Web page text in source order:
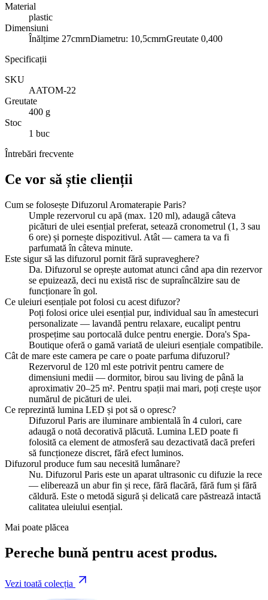
Material
plastic
Dimensiuni
Înălțime 27cmrnDiametru: 10,5cmrnGreutate 0,400
Specificații
SKU
AATOM-22
Greutate
400 g
Stoc
1 buc
Întrebări frecvente
Ce vor să știe clienții
Cum se folosește Difuzorul Aromaterapie Paris?
Umple rezervorul cu apă (max. 120 ml), adaugă câteva
picături de ulei esențial preferat, setează cronometrul (1, 3 sau
6 ore) și pornește dispozitivul. Atât — camera ta va fi
parfumată în câteva minute.
Este sigur să las difuzorul pornit fără supraveghere?
Da. Difuzorul se oprește automat atunci când apa din rezervor
se epuizează, deci nu există risc de supraîncălzire sau de
funcționare în gol.
Ce uleiuri esențiale pot folosi cu acest difuzor?
Poți folosi orice ulei esențial pur, individual sau în amestecuri
personalizate — lavandă pentru relaxare, eucalipt pentru
prospețime sau portocală dulce pentru energie. Dora's Spa-
Boutique oferă o gamă variată de uleiuri esențiale compatibile.
Cât de mare este camera pe care o poate parfuma difuzorul?
Rezervorul de 120 ml este potrivit pentru camere de
dimensiuni medii — dormitor, birou sau living de până la
aproximativ 20–25 m². Pentru spații mai mari, poți crește ușor
numărul de picături de ulei.
Ce reprezintă lumina LED și pot să o opresc?
Difuzorul Paris are iluminare ambientală în 4 culori, care
adaugă o notă decorativă plăcută. Lumina LED poate fi
folosită ca element de atmosferă sau dezactivată dacă preferi
să funcționeze discret, fără efect luminos.
Difuzorul produce fum sau necesită lumânare?
Nu. Difuzorul Paris este un aparat ultrasonic cu difuzie la rece
— eliberează un abur fin și rece, fără flacără, fără fum și fără
căldură. Este o metodă sigură și delicată care păstrează intactă
calitatea uleiului esențial.
Mai poate plăcea
Pereche bună pentru acest produs.
Vezi toată colecția